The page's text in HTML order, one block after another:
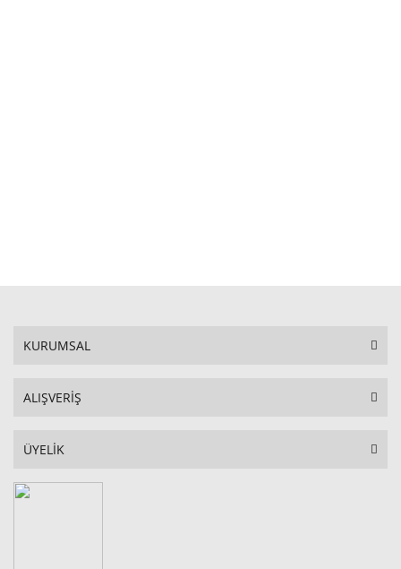
KURUMSAL
ALIŞVERİŞ
ÜYELİK